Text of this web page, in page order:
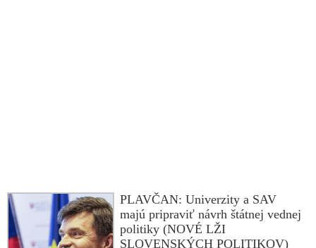
PLAVČAN: Univerzity a SAV
majú pripraviť návrh štátnej vednej
politiky (NOVÉ LŽI
SLOVENSKÝCH POLITIKOV)